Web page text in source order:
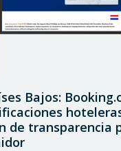
Bajos:
de transparencia